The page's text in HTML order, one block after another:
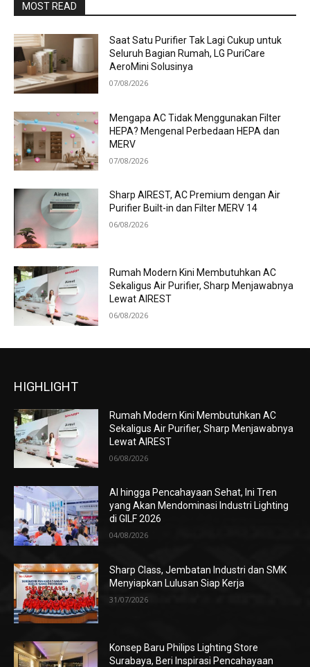
MOST READ
Saat Satu Purifier Tak Lagi Cukup untuk
Seluruh Bagian Rumah, LG PuriCare
AeroMini Solusinya
07/08/2026
Mengapa AC Tidak Menggunakan Filter
HEPA? Mengenal Perbedaan HEPA dan
MERV
07/08/2026
Sharp AIREST, AC Premium dengan Air
Purifier Built-in dan Filter MERV 14
06/08/2026
Rumah Modern Kini Membutuhkan AC
Sekaligus Air Purifier, Sharp Menjawabnya
Lewat AIREST
06/08/2026
HIGHLIGHT
Rumah Modern Kini Membutuhkan AC
Sekaligus Air Purifier, Sharp Menjawabnya
Lewat AIREST
06/08/2026
AI hingga Pencahayaan Sehat, Ini Tren
yang Akan Mendominasi Industri Lighting
di GILF 2026
04/08/2026
Sharp Class, Jembatan Industri dan SMK
Menyiapkan Lulusan Siap Kerja
31/07/2026
Konsep Baru Philips Lighting Store
Surabaya, Beri Inspirasi Pencahayaan